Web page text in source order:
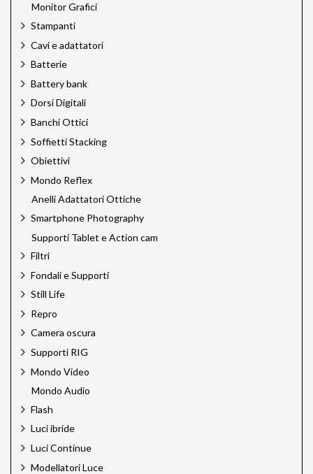
Epson
Epson Ink
Foldit
Green Clean
H&Y Filtri
Hahnemuhle
Hensel
HiGlide
Hoya
Ilford
Jinbei
Jupio
Kaiser
Kaiser Pro
Kodak
Laowa Cine Pro
Lee Filters
Leica Sport Optics
LensGo
Linkstar
Lume Cube
Mamiya
Mediajet
Megadap
Monitor Grafici
Stampanti
Cavi e adattatori
Batterie
Battery bank
Dorsi Digitali
Banchi Ottici
Soffietti Stacking
Obiettivi
Mondo Reflex
Anelli Adattatori Ottiche
Smartphone Photography
Supporti Tablet e Action cam
Filtri
Fondali e Supporti
Still Life
Repro
Camera oscura
Supporti RIG
Mondo Video
Mondo Audio
Flash
Luci ibride
Luci Continue
Modellatori Luce